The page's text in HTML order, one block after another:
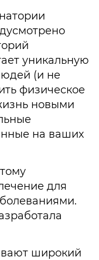
уникальную
(и не
физическое
новыми
на ваших
для
широкий